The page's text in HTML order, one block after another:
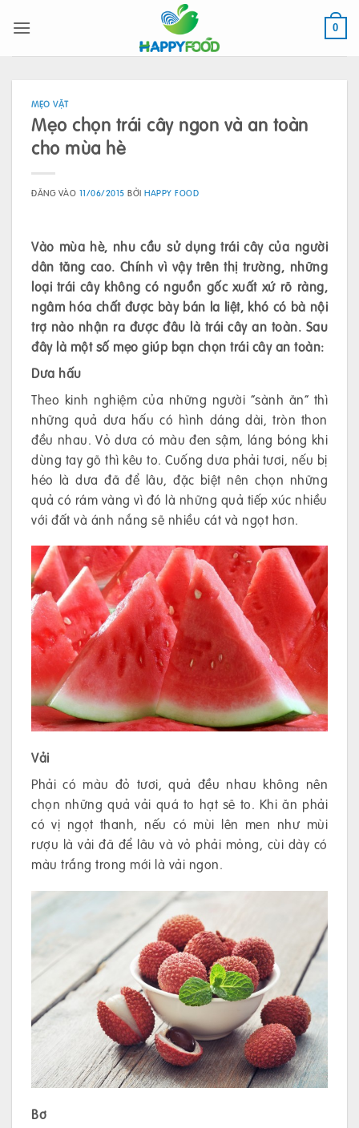
qua
0
MẸO VẶT
Mẹo chọn trái cây ngon và an toàn
cho mùa hè
ĐĂNG VÀO 11/06/2015 BỞIHAPPY FOOD
Vào mùa hè, nhu cầu sử dụng trái cây của người
dân tăng cao. Chính vì vậy trên thị trường, những
loại trái cây không có nguồn gốc xuất xứ rõ ràng,
ngâm hóa chất được bày bán la liệt, khó có bà nội
trợ nào nhận ra được đâu là trái cây an toàn. Sau
đây là một số mẹo giúp bạn chọn trái cây an toàn:
Dưa hấu
Theo kinh nghiệm của những người “sành ăn” thì
những quả dưa hấu có hình dáng dài, tròn thon
đều nhau. Vỏ dưa có màu đen sậm, láng bóng khi
dùng tay gõ thì kêu to. Cuống dưa phải tươi, nếu bị
héo là dưa đã để lâu, đặc biệt nên chọn những
quả có rám vàng vì đó là những quả tiếp xúc nhiều
với đất và ánh nắng sẽ nhiều cát và ngọt hơn.
Vải
Phải có màu đỏ tươi, quả đều nhau không nên
chọn những quả vải quá to hạt sẽ to. Khi ăn phải
có vị ngọt thanh, nếu có mùi lên men như mùi
rượu là vải đã để lâu và vỏ phải mỏng, cùi dày có
màu trắng trong mới là vải ngon.
Bơ